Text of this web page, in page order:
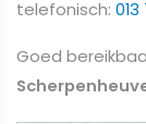
telefonisch:
Goed